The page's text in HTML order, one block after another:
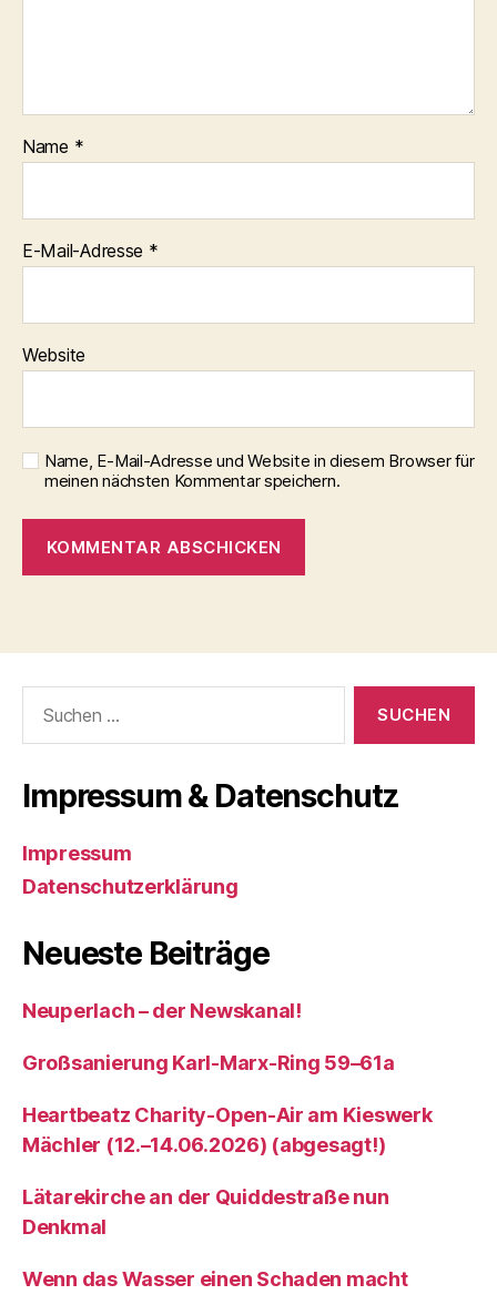
Name *
E-Mail-Adresse *
Website
Name, E-Mail-Adresse und Website in diesem Browser für
meinen nächsten Kommentar speichern.
nach:
Impressum & Datenschutz
Impressum
Datenschutzerklärung
Neueste Beiträge
Neuperlach – der Newskanal!
Großsanierung Karl-Marx-Ring 59–61a
Heartbeatz Charity-Open-Air am Kieswerk
Mächler (12.–14.06.2026) (abgesagt!)
Lätarekirche an der Quiddestraße nun
Denkmal
Wenn das Wasser einen Schaden macht